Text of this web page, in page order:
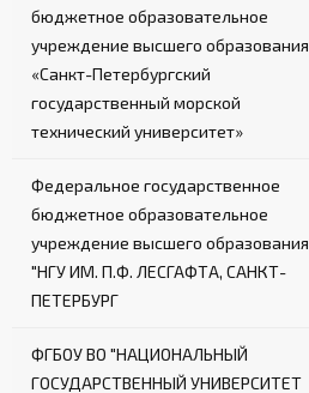
бюджетное образовательное
учреждение высшего образования
«Санкт-Петербургский
государственный морской
технический университет»
Федеральное государственное
бюджетное образовательное
учреждение высшего образования
"НГУ ИМ. П.Ф. ЛЕСГАФТА, САНКТ-
ПЕТЕРБУРГ
ФГБОУ ВО "НАЦИОНАЛЬНЫЙ
ГОСУДАРСТВЕННЫЙ УНИВЕРСИТЕТ